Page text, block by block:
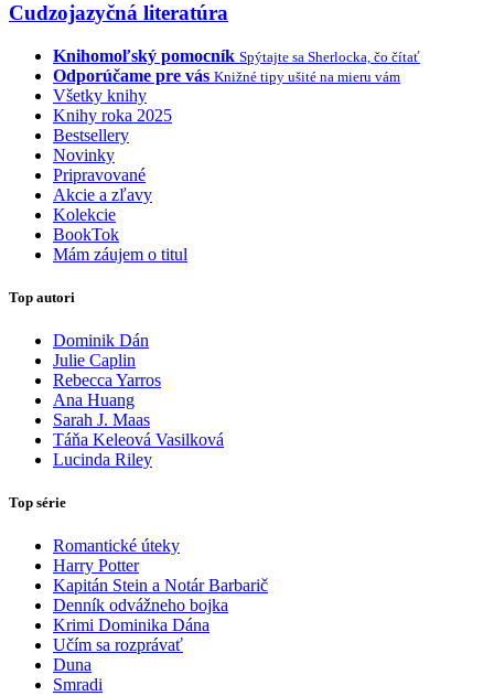
Cudzojazyčná literatúra
Knihomoľský pomocník Spýtajte sa Sherlocka, čo čítať
Odporúčame pre vás Knižné tipy ušité na mieru vám
Všetky knihy
Knihy roka 2025
Bestsellery
Novinky
Pripravované
Akcie a zľavy
Kolekcie
BookTok
Mám záujem o titul
Top autori
Dominik Dán
Julie Caplin
Rebecca Yarros
Ana Huang
Sarah J. Maas
Táňa Keleová Vasilková
Lucinda Riley
Top série
Romantické úteky
Harry Potter
Kapitán Stein a Notár Barbarič
Denník odvážneho bojka
Krimi Dominika Dána
Učím sa rozprávať
Duna
Smradi